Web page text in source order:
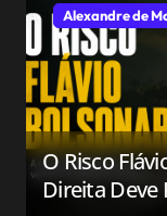
Alexandre de
O Risco
Direita Deve